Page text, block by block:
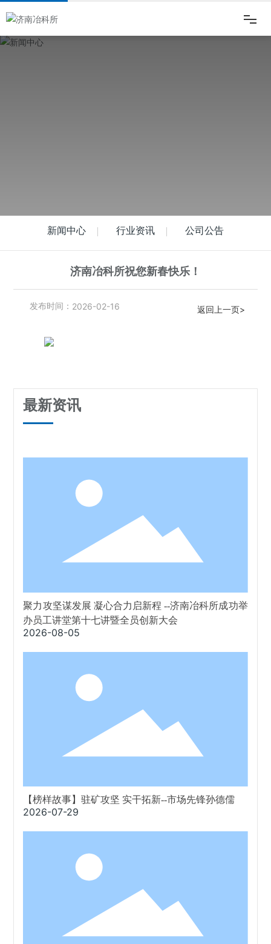
新闻中心
新闻中心 行业资讯 公司公告
济南冶科所祝您新春快乐！
发布时间： 2026-02-16 返回上一页>
最新资讯
聚力攻坚谋发展 凝心合力启新程 --济南冶科所成功举
办员工讲堂第十七讲暨全员创新大会
2026-08-05
【榜样故事】驻矿攻坚 实干拓新--市场先锋孙德儒
2026-07-29